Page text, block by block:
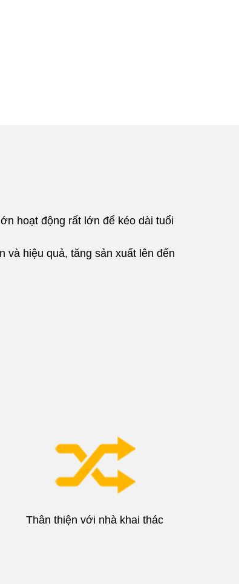
hoạt động rất lớn để kéo dài tuổi
và hiệu quả, tăng sản xuất lên đến
Thân thiện với nhà khai thác